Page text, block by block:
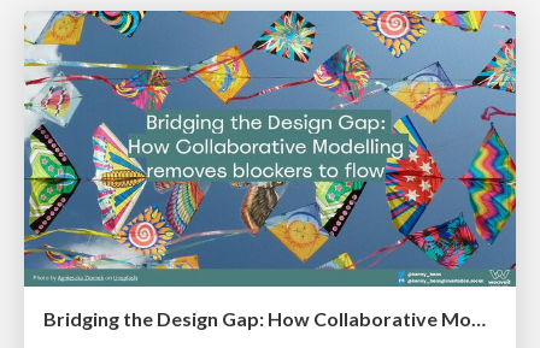
Bridging the Design Gap: How Collaborative Modelling removes blockers to flow between stakeholders and teams @FastFlow conf